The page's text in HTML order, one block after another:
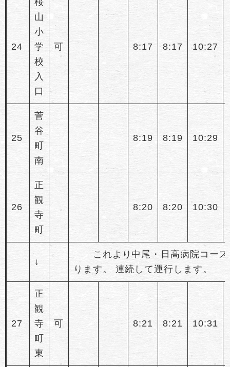
24
山
小
学
校
入
口
可 8:17 8:17 10:27
25
菅
谷
町
南
8:19 8:19 10:29
26
正
観
寺
町
8:20 8:20 10:30
↓
これより中尾・日高病院コース
ります。 連続して運行します。
27
正
観
寺
町
東
可 8:21 8:21 10:31